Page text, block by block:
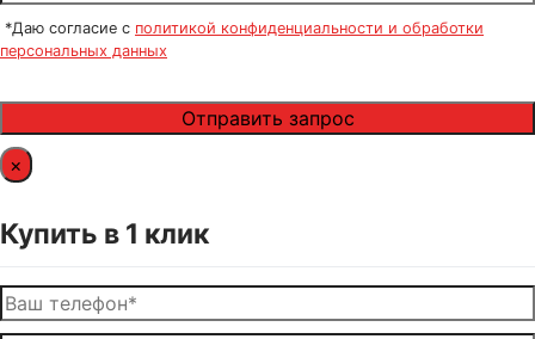
*Даю согласие с политикой конфиденциальности и обработки
персональных данных
×
Купить в 1 клик